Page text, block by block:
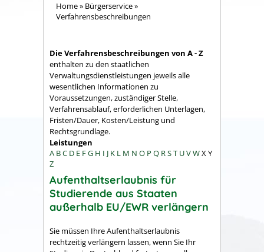
Home» Bürgerservice»
Verfahrensbeschreibungen
Die Verfahrensbeschreibungen von A - Z
enthalten zu den staatlichen
Verwaltungsdienstleistungen jeweils alle
wesentlichen Informationen zu
Voraussetzungen, zuständiger Stelle,
Verfahrensablauf, erforderlichen Unterlagen,
Fristen/Dauer, Kosten/Leistung und
Rechtsgrundlage.
Leistungen
A BC D E FG H I J K L M N O P Q RST UVWX Y
Z
Aufenthaltserlaubnis für
Studierende aus Staaten
außerhalb EU/EWR verlängern
Sie müssen Ihre Aufenthaltserlaubnis
rechtzeitig verlängern lassen, wenn Sie Ihr